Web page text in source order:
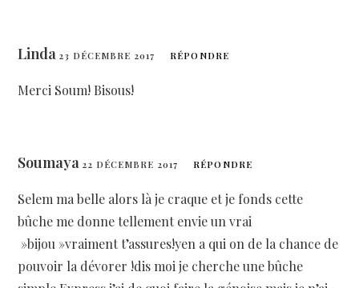
Linda23 DÉCEMBRE 2017 RÉPONDRE
Merci Soum! Bisous!
Soumaya22 DÉCEMBRE 2017 RÉPONDRE
Selem ma belle alors là je craque et je fonds cette
bûche me donne tellement envie un vrai
»bijou »vraiment t’assures!yen a qui on de la chance de
pouvoir la dévorer !dis moi je cherche une bûche